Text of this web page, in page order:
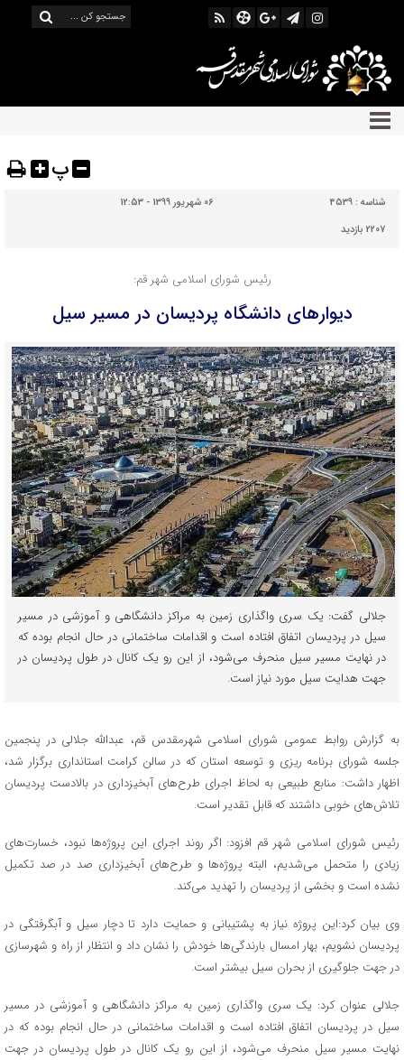
پ
شناسه : 4539
06 شهریور 1399 - 12:53
2207 بازدید
رئیس شورای اسلامی شهر قم:
دیوارهای دانشگاه پردیسان در مسیر سیل
جلالی گفت: یک سری واگذاری زمین به مراکز دانشگاهی و آموزشی در مسیر
سیل در پردیسان اتفاق افتاده است و اقدامات ساختمانی در حال انجام بوده که
در نهایت مسیر سیل منحرف می‌شود، از این رو یک کانال در طول پردیسان در
جهت هدایت سیل مورد نیاز است.
به گزارش روابط عمومی شورای اسلامی شهرمقدس قم، عبدالله جلالی در پنجمین
جلسه شورای برنامه ریزی و توسعه استان که در سالن کرامت استانداری برگزار شد،
اظهار داشت: منابع طبیعی به لحاظ اجرای طرح‌های آبخیزداری در بالادست پردیسان
تلاش‌های خوبی داشتند که قابل تقدیر است.
رئیس شورای اسلامی شهر قم افزود: اگر روند اجرای این پروژه‌ها نبود، خسارت‌های
زیادی را متحمل می‌شدیم، البته پروژه‌ها و طرح‌های آبخیزداری صد در صد تکمیل
نشده است و بخشی از پردیسان را تهدید می‌کند.
وی بیان کرد:این پروژه نیاز به پشتیبانی و حمایت دارد تا دچار سیل و آبگرفتگی در
پردیسان نشویم، بهار امسال بارندگی‌ها خودش را نشان داد و انتظار از راه و شهرسازی
در جهت جلوگیری از بحران سیل بیشتر است.
جلالی عنوان کرد: یک سری واگذاری زمین به مراکز دانشگاهی و آموزشی در مسیر
سیل در پردیسان اتفاق افتاده است و اقدامات ساختمانی در حال انجام بوده که در
نهایت مسیر سیل منحرف می‌شود، از این رو یک کانال در طول پردیسان در جهت